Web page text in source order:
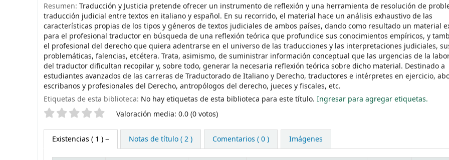
Resumen: Traducción y Justicia pretende ofrecer un instrumento de reflexión y una herramienta de resolución de
traducción judicial entre textos en italiano y español. En su recorrido, el material hace un análisis exhaustivo de las
características propias de los tipos y géneros de textos judiciales de ambos países, dando como resultado un material
para el profesional traductor en búsqueda de una reflexión teórica que profundice sus conocimientos empíricos, y
el profesional del derecho que quiera adentrarse en el universo de las traducciones y las interpretaciones judiciales,
problemáticas, falencias, etcétera. Trata, asimismo, de suministrar información conceptual que las urgencias de la
del traductor dificultan recopilar y, sobre todo, generar la necesaria reflexión teórica sobre dicho material. Destinado a
estudiantes avanzados de las carreras de Traductorado de Italiano y Derecho, traductores e intérpretes en ejercicio,
escribanos y profesionales del Derecho, antropólogos del derecho, jueces y fiscales, etc.
Etiquetas de esta biblioteca: No hay etiquetas de esta biblioteca para este título. Ingresar para agregar etiquetas.
Valoración Valoración media: 0.0 (0 votos)
Existencias ( 1 ) Notas de título ( 2 ) Comentarios ( 0 ) Imágenes